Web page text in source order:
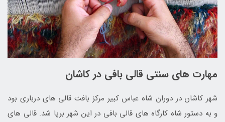
مهارت های سنتی قالی بافی در کاشان
شهر کاشان در دوران شاه­­ عباس کبیر مرکز بافت قالی ­های درباری بود
و به دستور شاه کارگاه­ های قالی بافی در این شهر برپا شد. قالی ­های